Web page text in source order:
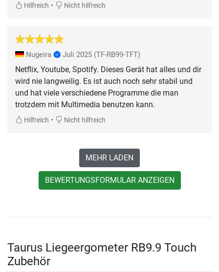
Hilfreich • Nicht hilfreich
Nugeira Juli 2025 (TF-RB99-TFT)
Netflix, Youtube, Spotify. Dieses Gerät hat alles und dir
wird nie langweilig. Es ist auch noch sehr stabil und
und hat viele verschiedene Programme die man
trotzdem mit Multimedia benutzen kann.
Hilfreich • Nicht hilfreich
MEHR LADEN
BEWERTUNGSFORMULAR ANZEIGEN
Taurus Liegeergometer RB9.9 Touch
Zubehör